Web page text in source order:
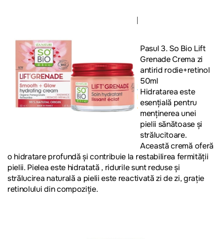
Pasul 3. So Bio Lift
Grenade Crema zi
antirid rodie+retinol
50ml
Hidratarea este
esențială pentru
menținerea unei
pielii sănătoase și
strălucitoare.
Această cremă oferă
o hidratare profundă și contribuie la restabilirea fermității
pielii. Pielea este hidratată , ridurile sunt reduse și
strălucirea naturală a pielii este reactivată zi de zi, grație
retinolului din compoziție.